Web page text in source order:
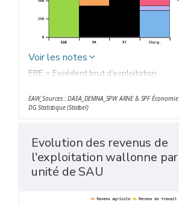
Voir les notes
EBE = Excédent brut d’exploitation
RT = Revenu du travail
EAW_Sources : DAEA_DEMNA_SPW ARNE & SPF Économie
DG Statistique (Statbel)
Evolution des revenus de
l'exploitation wallonne par
unité de SAU